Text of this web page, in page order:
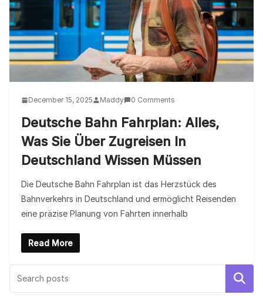
December 15, 2025 Maddy 0 Comments
Deutsche Bahn Fahrplan: Alles,
Was Sie Über Zugreisen In
Deutschland Wissen Müssen
Die Deutsche Bahn Fahrplan ist das Herzstück des
Bahnverkehrs in Deutschland und ermöglicht Reisenden
eine präzise Planung von Fahrten innerhalb
Read More
Search